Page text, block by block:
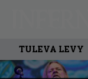
TULEVA LEVY